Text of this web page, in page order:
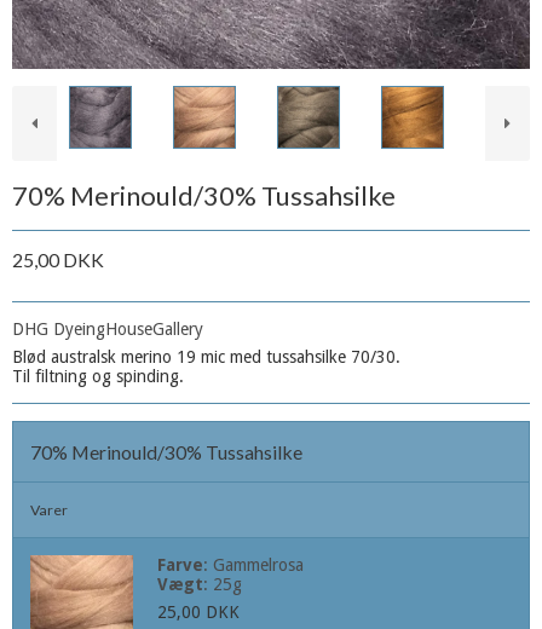
70% Merinould/30% Tussahsilke
25,00 DKK
DHG DyeingHouseGallery
Blød australsk merino 19 mic med tussahsilke 70/30.
Til filtning og spinding.
70% Merinould/30% Tussahsilke
Varer
Farve: Gammelrosa
Vægt: 25g
25,00 DKK